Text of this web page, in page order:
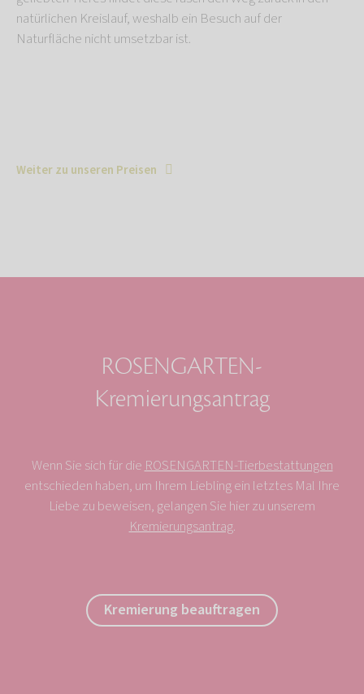
natürlichen Kreislauf, weshalb ein Besuch auf der
Naturfläche nicht umsetzbar ist.
Weiter zu unseren Preisen
ROSENGARTEN-
Kremierungsantrag
Wenn Sie sich für die ROSENGARTEN-Tierbestattungen
entschieden haben, um Ihrem Liebling ein letztes Mal Ihre
Liebe zu beweisen, gelangen Sie hier zu unserem
Kremierungsantrag.
Kremierung beauftragen